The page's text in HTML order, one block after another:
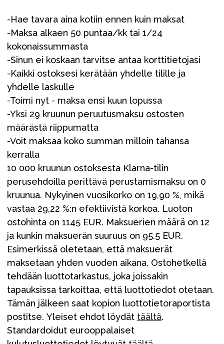
-Hae tavara aina kotiin ennen kuin maksat
-Maksa alkaen 50 puntaa/kk tai 1/24
kokonaissummasta
-Sinun ei koskaan tarvitse antaa korttitietojasi
-Kaikki ostoksesi kerätään yhdelle tilille ja
yhdelle laskulle
-Toimi nyt - maksa ensi kuun lopussa
-Yksi 29 kruunun peruutusmaksu ostosten
määrästä riippumatta
-Voit maksaa koko summan milloin tahansa
kerralla
10 000 kruunun ostoksesta Klarna-tilin
perusehdoilla perittävä perustamismaksu on 0
kruunua. Nykyinen vuosikorko on 19,90 %, mikä
vastaa 29,22 %:n efektiivistä korkoa. Luoton
ostohinta on 1145 EUR. Maksuerien määrä on 12
ja kunkin maksuerän suuruus on 95.5 EUR.
Esimerkissä oletetaan, että maksuerät
maksetaan yhden vuoden aikana. Ostohetkellä
tehdään luottotarkastus, joka joissakin
tapauksissa tarkoittaa, että luottotiedot otetaan.
Tämän jälkeen saat kopion luottotietoraportista
postitse. Yleiset ehdot löydät täältä.
Standardoidut eurooppalaiset